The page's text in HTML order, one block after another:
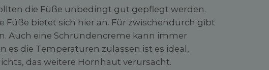
die Füße unbedingt gut gepflegt werden.
Füße bietet sich hier an. Für zwischendurch gibt
Auch eine Schrundencreme kann immer
es die Temperaturen zulassen ist es ideal,
das weitere Hornhaut verursacht.